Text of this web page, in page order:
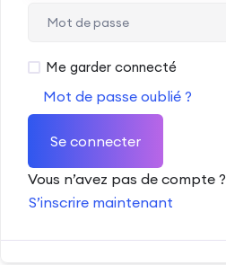
Me garder connecté
Mot de passe oublié ?
Se connecter
Vous n’avez pas de compte ?
S’inscrire maintenant